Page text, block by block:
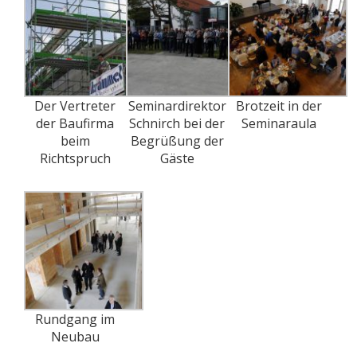
Der Vertreter
der Baufirma
beim
Richtspruch
Seminardirektor
Schnirch bei der
Begrüßung der
Gäste
Brotzeit in der
Seminaraula
Rundgang im
Neubau